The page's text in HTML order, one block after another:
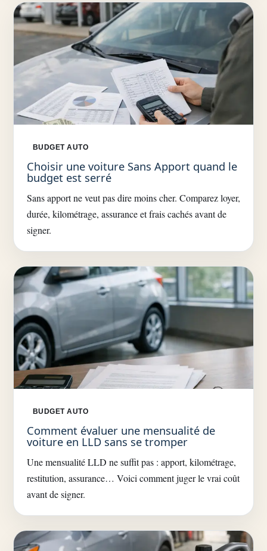
BUDGET AUTO
Choisir une voiture Sans Apport quand le
budget est serré
Sans apport ne veut pas dire moins cher. Comparez loyer,
durée, kilométrage, assurance et frais cachés avant de
signer.
BUDGET AUTO
Comment évaluer une mensualité de
voiture en LLD sans se tromper
Une mensualité LLD ne suffit pas : apport, kilométrage,
restitution, assurance… Voici comment juger le vrai coût
avant de signer.